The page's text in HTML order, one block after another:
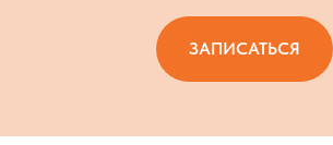
ЗАПИСАТЬСЯ